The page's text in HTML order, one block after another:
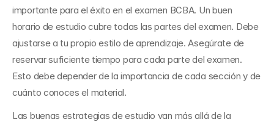
importante para el éxito en el examen BCBA. Un buen
horario de estudio cubre todas las partes del examen. Debe
ajustarse a tu propio estilo de aprendizaje. Asegúrate de
reservar suficiente tiempo para cada parte del examen.
Esto debe depender de la importancia de cada sección y de
cuánto conoces el material.
Las buenas estrategias de estudio van más allá de la